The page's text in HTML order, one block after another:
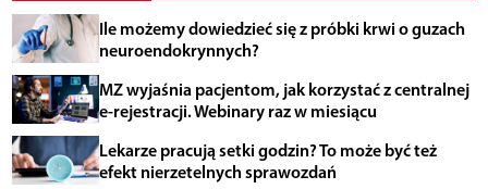
Ile możemy dowiedzieć się z próbki krwi o guzach
neuroendokrynnych?
MZ wyjaśnia pacjentom, jak korzystać z centralnej
e-rejestracji. Webinary raz w miesiącu
Lekarze pracują setki godzin? To może być też
efekt nierzetelnych sprawozdań